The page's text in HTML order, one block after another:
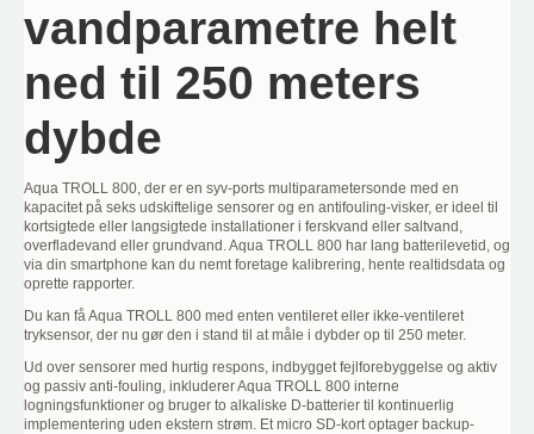
vandparametre helt
ned til 250 meters
dybde
Aqua TROLL 800, der er en syv-ports multiparametersonde med en
kapacitet på seks udskiftelige sensorer og en antifouling-visker, er ideel til
kortsigtede eller langsigtede installationer i ferskvand eller saltvand,
overfladevand eller grundvand. Aqua TROLL 800 har lang batterilevetid, og
via din smartphone kan du nemt foretage kalibrering, hente realtidsdata og
oprette rapporter.
Du kan få Aqua TROLL 800 med enten ventileret eller ikke-ventileret
tryksensor, der nu gør den i stand til at måle i dybder op til 250 meter.
Ud over sensorer med hurtig respons, indbygget fejlforebyggelse og aktiv
og passiv anti-fouling, inkluderer Aqua TROLL 800 interne
logningsfunktioner og bruger to alkaliske D-batterier til kontinuerlig
implementering uden ekstern strøm. Et micro SD-kort optager backup-